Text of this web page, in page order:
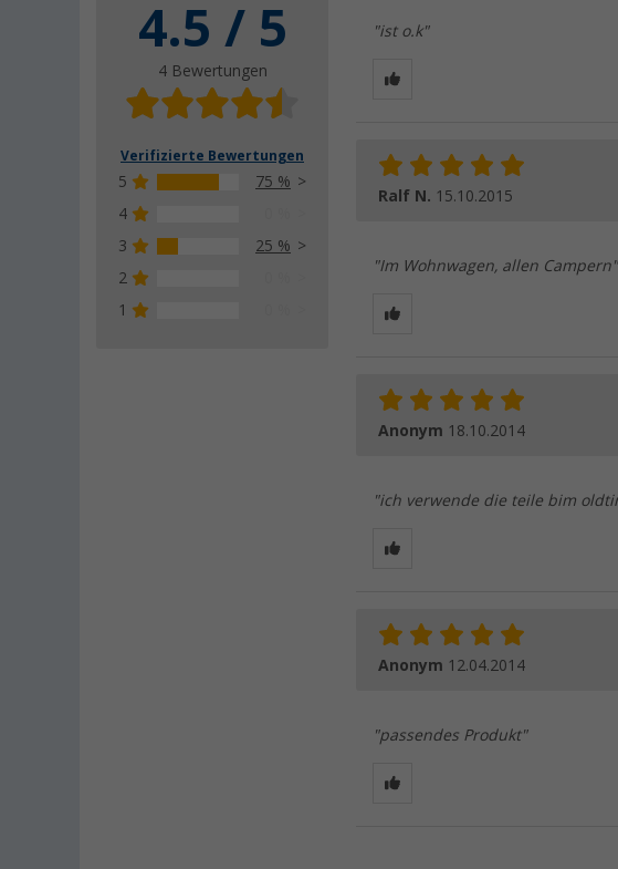
4.5 / 5
4 Bewertungen
Verifizierte Bewertungen
5
75 %
4
3
25 %
2
1
"ist o.k"
Ralf N. 15.10.2015
"Im Wohnwagen, allen Campern"
Anonym 18.10.2014
"ich verwende die teile bim
Anonym 12.04.2014
"passendes Produkt"